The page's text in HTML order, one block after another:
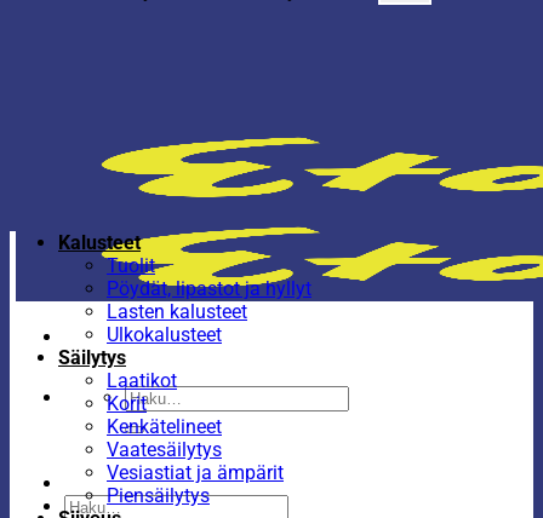
Etsi:
Etsi:
Kalusteet
Tuolit
Pöydät, lipastot ja hyllyt
Lasten kalusteet
Ulkokalusteet
Säilytys
Laatikot
Korit
Kenkätelineet
Vaatesäilytys
Vesiastiat ja ämpärit
Piensäilytys